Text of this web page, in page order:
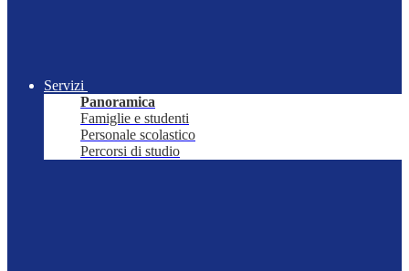
Servizi
Panoramica
Famiglie e studenti
Personale scolastico
Percorsi di studio